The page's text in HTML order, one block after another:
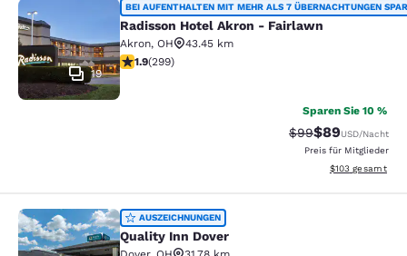
Radisson Hotel Akron - Fairlawn
19
BEI AUFENTHALTEN MIT MEHR ALS 7 ÜBERNACHTUNGEN
Radisson Hotel Akron - Fairlawn
Akron, OH
43.45 km
1.91-Sterne-Bewertung. Mittelmäßig. 299 Bewertungen
1.9(299)
Sparen Sie 10 %
Durchgestrichener
$99Vergünstigter
$89USD/Nacht
Preis für Mitglieder
Geschätzte
$103 gesamt
Quality Inn Dover
AUSZEICHNUNGEN
Quality Inn Dover